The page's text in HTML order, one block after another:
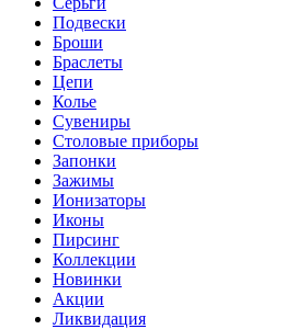
Подвески
Броши
Браслеты
Цепи
Колье
Сувениры
Столовые приборы
Запонки
Зажимы
Ионизаторы
Иконы
Пирсинг
Коллекции
Новинки
Акции
Ликвидация